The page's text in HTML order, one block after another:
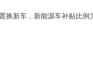
新车，新能源车补贴比例